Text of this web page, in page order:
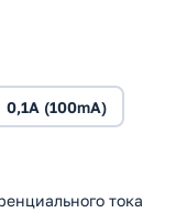
0,1A (100mA)
тока